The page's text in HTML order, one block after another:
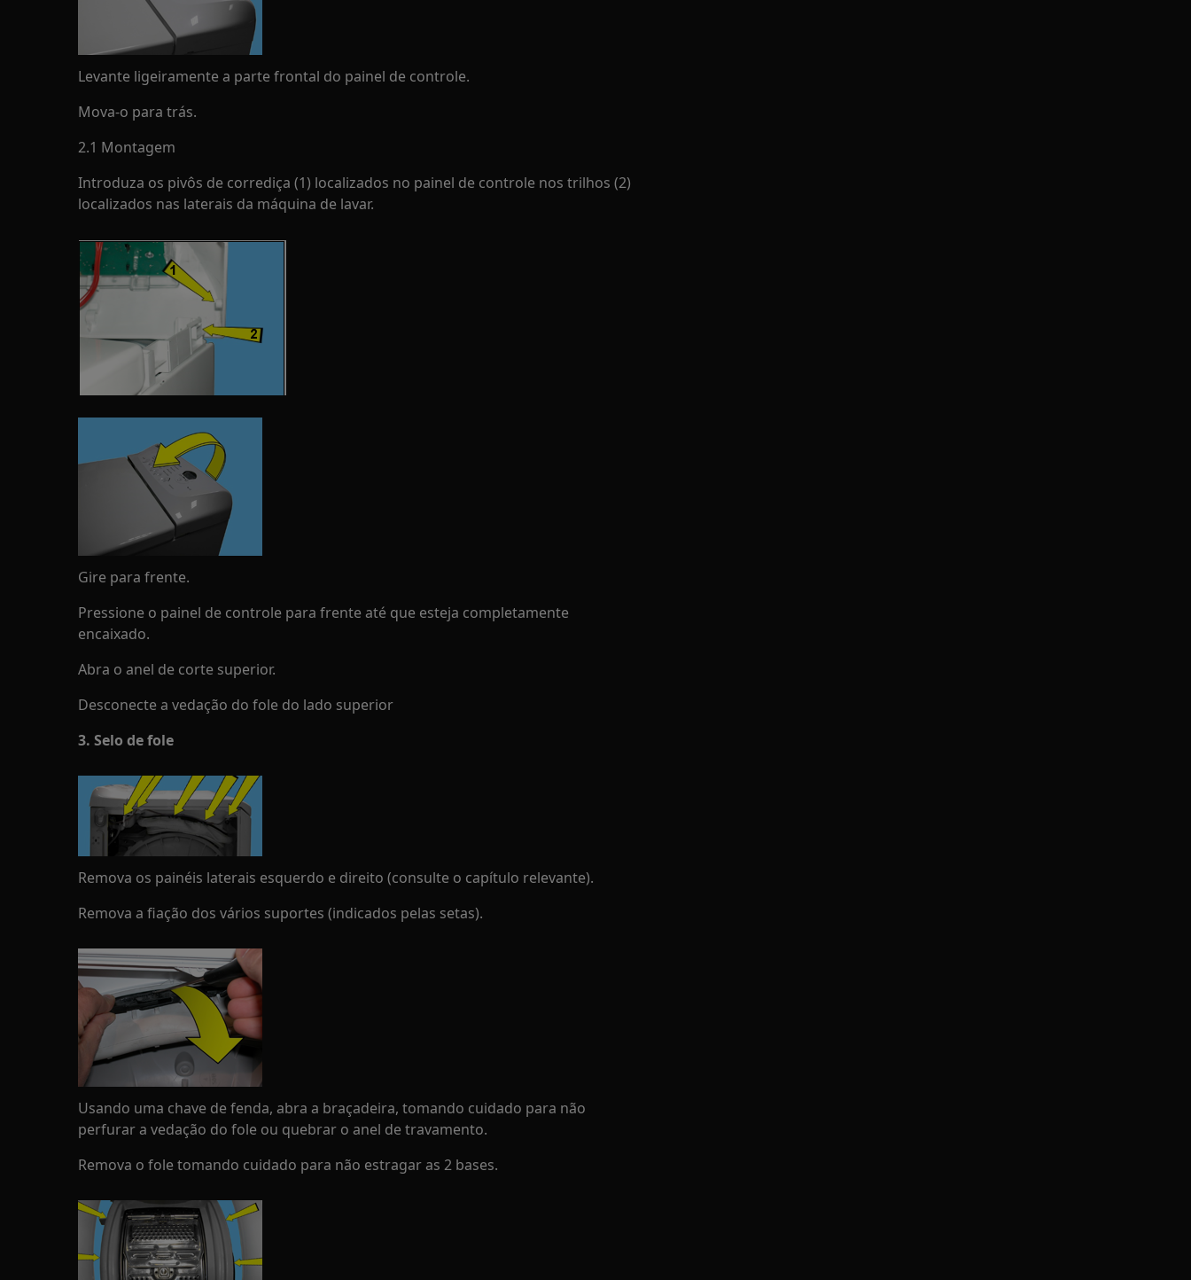
Levante ligeiramente a parte frontal do painel de controle.
Mova-o para trás.
2.1 Montagem
Introduza os pivôs de corrediça (1) localizados no painel de controle nos trilhos (2)
localizados nas laterais da máquina de lavar.
Gire para frente.
Pressione o painel de controle para frente até que esteja completamente
encaixado.
Abra o anel de corte superior.
Desconecte a vedação do fole do lado superior
3. Selo de fole
Remova os painéis laterais esquerdo e direito (consulte o capítulo relevante).
Remova a fiação dos vários suportes (indicados pelas setas).
Usando uma chave de fenda, abra a braçadeira, tomando cuidado para não
perfurar a vedação do fole ou quebrar o anel de travamento.
Remova o fole tomando cuidado para não estragar as 2 bases.